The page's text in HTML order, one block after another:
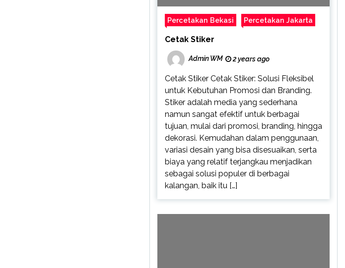
Percetakan Bekasi Percetakan Jakarta
Cetak Stiker
Admin WM 2 years ago
Cetak Stiker Cetak Stiker: Solusi Fleksibel
untuk Kebutuhan Promosi dan Branding.
Stiker adalah media yang sederhana
namun sangat efektif untuk berbagai
tujuan, mulai dari promosi, branding, hingga
dekorasi. Kemudahan dalam penggunaan,
variasi desain yang bisa disesuaikan, serta
biaya yang relatif terjangkau menjadikan
sebagai solusi populer di berbagai
kalangan, baik itu […]